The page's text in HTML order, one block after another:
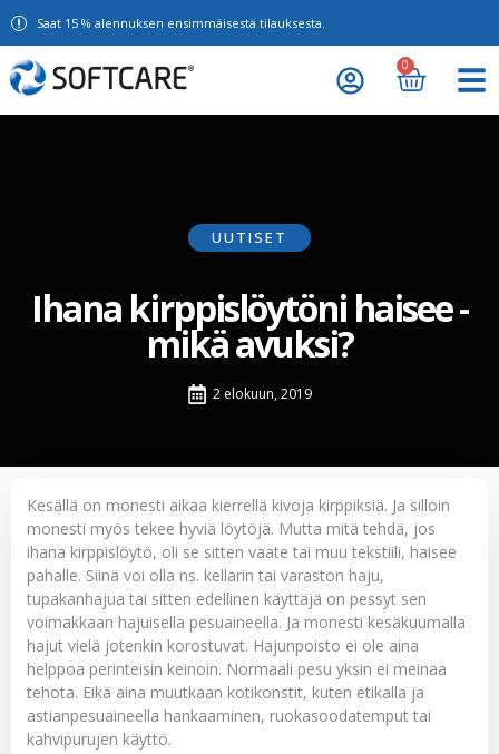
Saat 15 % alennuksen ensimmäisestä tilauksesta.
0
UUTISET
Ihana kirppislöytöni haisee -
mikä avuksi?
2 elokuun, 2019
Kesällä on monesti aikaa kierrellä kivoja kirppiksiä. Ja silloin
monesti myös tekee hyviä löytöjä. Mutta mitä tehdä, jos
ihana kirppislöytö, oli se sitten vaate tai muu tekstiili, haisee
pahalle. Siinä voi olla ns. kellarin tai varaston haju,
tupakanhajua tai sitten edellinen käyttäjä on pessyt sen
voimakkaan hajuisella pesuaineella. Ja monesti kesäkuumalla
hajut vielä jotenkin korostuvat. Hajunpoisto ei ole aina
helppoa perinteisin keinoin. Normaali pesu yksin ei meinaa
tehota. Eikä aina muutkaan kotikonstit, kuten etikalla ja
astianpesuaineella hankaaminen, ruokasoodatemput tai
kahvipurujen käyttö.